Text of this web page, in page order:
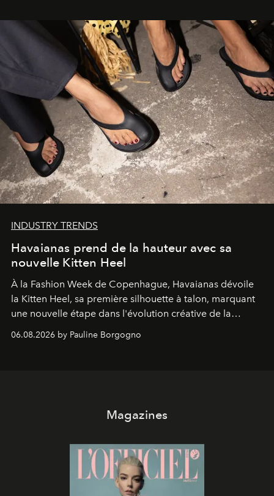
INDUSTRY TRENDS
Havaianas prend de la hauteur avec sa
nouvelle Kitten Heel
À la Fashion Week de Copenhague, Havaianas dévoile
la Kitten Heel, sa première silhouette à talon, marquant
une nouvelle étape dans l'évolution créative de la
06.08.2026 by Pauline Borgogno
Magazines